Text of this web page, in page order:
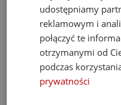
Ocena sklepu
4.93
udostępniamy
reklamowym i
połączyć te
otrzymanymi od
podczas
prywatności